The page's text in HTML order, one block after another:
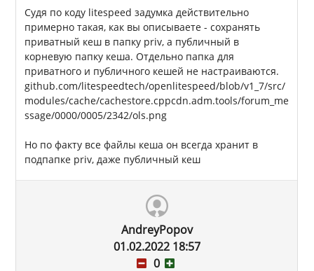
Судя по коду litespeed задумка действительно
примерно такая, как вы описываете - сохранять
приватный кеш в папку priv, а публичный в
корневую папку кеша. Отдельно папка для
приватного и публичного кешей не настраиваются.
github.com/litespeedtech/openlitespeed/blob/v1_7/src/
modules/cache/cachestore.cppcdn.adm.tools/forum_me
ssage/0000/0005/2342/ols.png
Но по факту все файлы кеша он всегда хранит в
подпапке priv, даже публичный кеш
AndreyPopov
01.02.2022 18:57
0